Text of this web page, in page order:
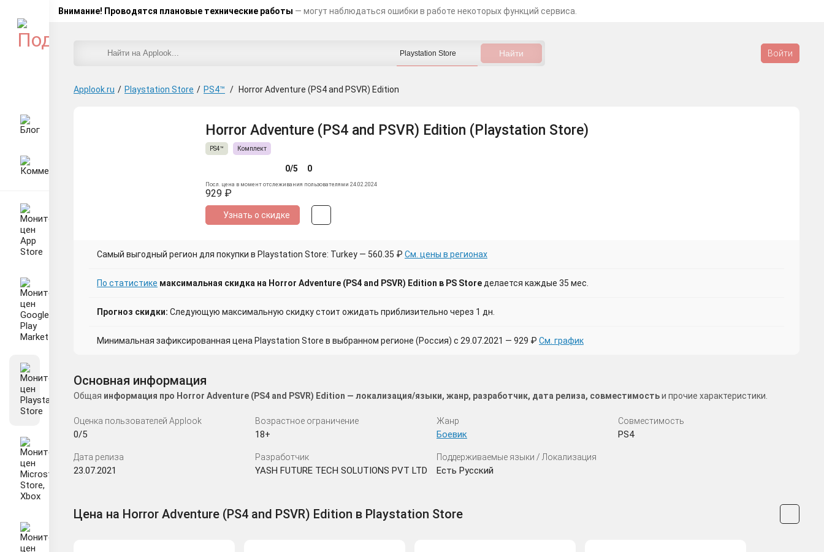
Внимание! Проводятся плановые технические работы — могут наблюдаться ошибки в работе некоторых функций сервиса.
Войти
Applook.ru / Playstation Store / PS4™ / Horror Adventure (PS4 and PSVR) Edition
Horror Adventure (PS4 and PSVR) Edition (Playstation Store)
PS4™ Комплект
0/5 0
Посл. цена в момент отслеживания пользователями 24.02.2024
929 ₽
Узнать о скидке
Самый выгодный регион для покупки в Playstation Store: Turkey — 560.35 ₽ См. цены в регионах
По статистике максимальная скидка на Horror Adventure (PS4 and PSVR) Edition в PS Store делается каждые 35 мес.
Прогноз скидки: Следующую максимальную скидку стоит ожидать приблизительно через 1 дн.
Минимальная зафиксированная цена Playstation Store в выбранном регионе (Россия) с 29.07.2021 — 929 ₽ См. график
Основная информация
Общая информация про Horror Adventure (PS4 and PSVR) Edition — локализация/языки, жанр, разработчик, дата релиза, совместимостьи прочие характеристики.
Оценка пользователей Applook
0/5
Возрастное ограничение
18+
Жанр
Боевик
Совместимость
PS4
Дата релиза
23.07.2021
Разработчик
YASH FUTURE TECH SOLUTIONS PVT LTD
Поддерживаемые языки / Локализация
Есть Русский
Цена на Horror Adventure (PS4 and PSVR) Edition в Playstation Store